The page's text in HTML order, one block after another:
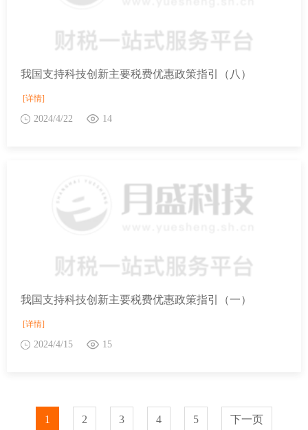
我国支持科技创新主要税费优惠政策指引（八）
[详情]
2024/4/22 14
我国支持科技创新主要税费优惠政策指引（一）
[详情]
2024/4/15 15
1 2 3 4 5 下一页